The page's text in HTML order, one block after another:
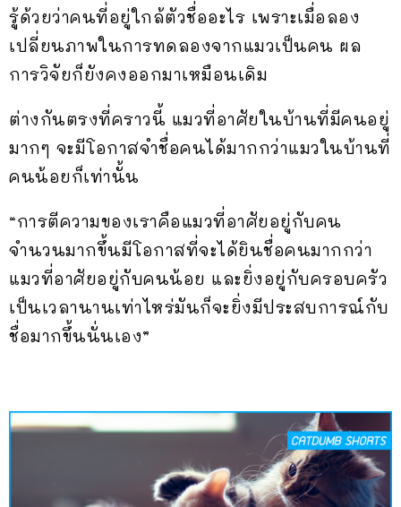
รู้ด้วยว่าคนที่อยู่ใกล้ตัวชื่ออะไร เพราะเมื่อลอง
เปลี่ยนภาพในการทดลองจากแมวเป็นคน ผล
การวิจัยก็ยังคงออกมาเหมือนเดิม
ต่างกันตรงที่คราวนี้ แมวที่อาศัยในบ้านที่มีคนอยู่
มากๆ จะมีโอกาสจำชื่อคนได้มากกว่าแมวในบ้านที่
คนน้อยก็เท่านั้น
“การตีความของเราคือแมวที่อาศัยอยู่กับคน
จำนวนมากขึ้นมีโอกาสที่จะได้ยินชื่อคนมากกว่า
แมวที่อาศัยอยู่กับคนน้อย และยิ่งอยู่กับครอบครัว
เป็นเวลานานเท่าไหร่มันก็จะยิ่งมีประสบการณ์กับ
ชื่อมากขึ้นนั่นเอง”